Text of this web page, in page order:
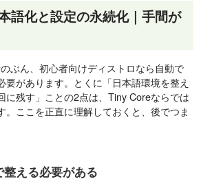
語化と設定の永続化｜手間が
ぶん、初心者向けディストロなら自動で
要があります。とくに「日本語環境を整え
に残す」ことの2点は、Tiny Coreならでは
。ここを正直に理解しておくと、後でつま
える必要がある